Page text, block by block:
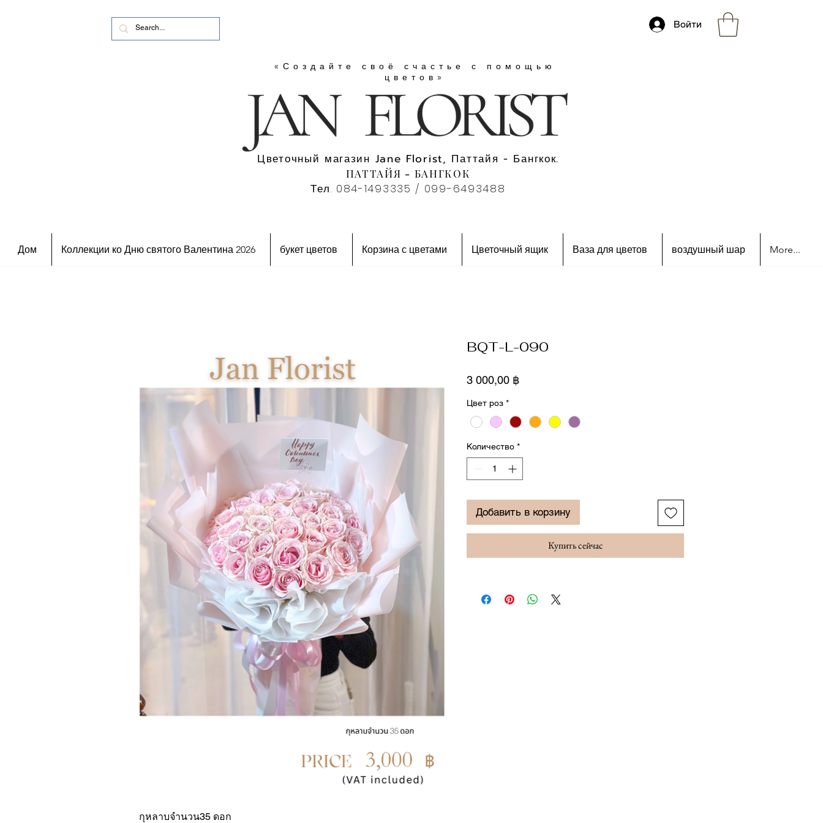
Войти
«Создайте своё счастье с помощью
цветов»
Цветочный магазин Jane Florist, Паттайя - Бангкок.
ПАТТАЙЯ - БАНГКОК
Тел. 084-1493335 / 099-6493488
Дом Коллекции ко Дню святого Валентина 2026 букет цветов Корзина с цветами Цветочный ящик Ваза для цветов воздушный шар More...
กุหลาบจำนวน35 ดอก
BQT-L-090
3 000,00 ฿Цена
Цвет роз *
Количество *
Добавить в корзину
Купить сейчас